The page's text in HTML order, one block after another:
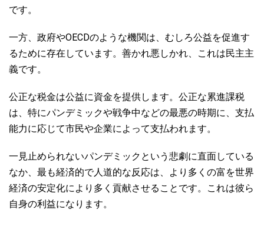
です。
一方、政府やOECDのような機関は、むしろ公益を促進す
るために存在しています。善かれ悪しかれ、これは民主主
義です。
公正な税金は公益に資金を提供します。公正な累進課税
は、特にパンデミックや戦争中などの最悪の時期に、支払
能力に応じて市民や企業によって支払われます。
一見止められないパンデミックという悲劇に直面している
なか、最も経済的で人道的な反応は、より多くの富を世界
経済の安定化により多く貢献させることです。これは彼ら
自身の利益になります。